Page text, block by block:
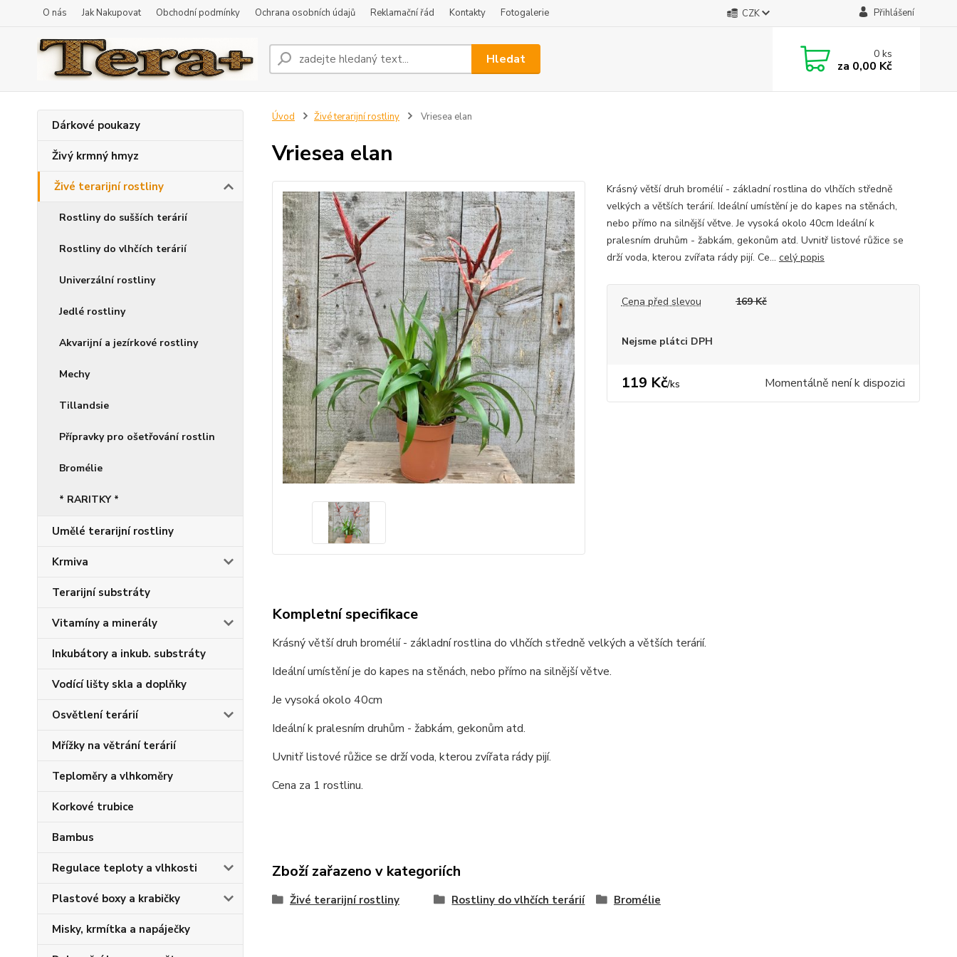
O nás Jak Nakupovat Obchodní podmínky Ochrana osobních údajů Reklamační řád Kontakty Fotogalerie CZK Přihlášení
Hledat 0ks
za 0,00 Kč
Dárkové poukazy
Živý krmný hmyz
Živé terarijní rostliny
Rostliny do sušších terárií
Rostliny do vlhčích terárií
Univerzální rostliny
Jedlé rostliny
Akvarijní a jezírkové rostliny
Mechy
Tillandsie
Přípravky pro ošetřování rostlin
Bromélie
* RARITKY *
Umělé terarijní rostliny
Krmiva
Terarijní substráty
Vitamíny a minerály
Inkubátory a inkub. substráty
Vodící lišty skla a doplňky
Osvětlení terárií
Mřížky na větrání terárií
Teploměry a vlhkoměry
Korkové trubice
Bambus
Regulace teploty a vlhkosti
Plastové boxy a krabičky
Misky, krmítka a napáječky
Úvod Živé terarijní rostliny Vriesea elan
Vriesea elan
Krásný větší druh bromélií - základní rostlina do vlhčích středně
velkých a větších terárií. Ideální umístění je do kapes na stěnách,
nebo přímo na silnější větve. Je vysoká okolo 40cm Ideální k
pralesním druhům - žabkám, gekonům atd. Uvnitř listové růžice se
drží voda, kterou zvířata rády pijí. Ce... celý popis
Cena před slevou 169 Kč
Nejsme plátci DPH
119 Kč/ks Momentálně není k dispozici
Kompletní specifikace
Krásný větší druh bromélií - základní rostlina do vlhčích středně velkých a větších terárií.
Ideální umístění je do kapes na stěnách, nebo přímo na silnější větve.
Je vysoká okolo 40cm
Ideální k pralesním druhům - žabkám, gekonům atd.
Uvnitř listové růžice se drží voda, kterou zvířata rády pijí.
Cena za 1 rostlinu.
Zboží zařazeno v kategoriích
Živé terarijní rostliny Rostliny do vlhčích terárií Bromélie